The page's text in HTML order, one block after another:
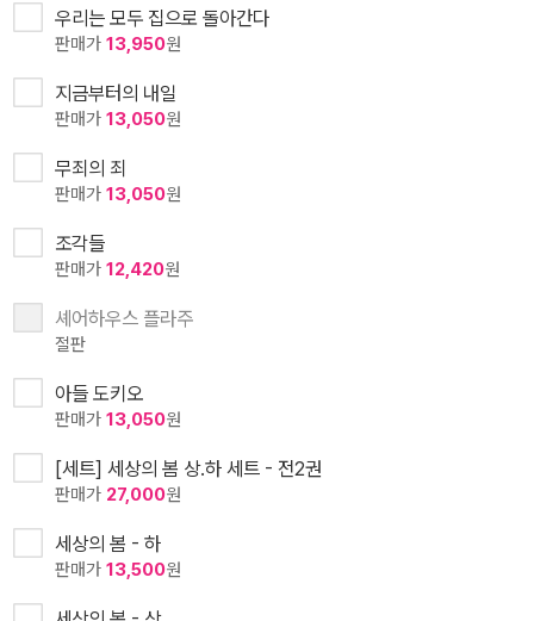
우리는 모두 집으로 돌아간다
판매가 13,950원
지금부터의 내일
판매가 13,050원
무죄의 죄
판매가 13,050원
조각들
판매가 12,420원
셰어하우스 플라주
절판
아들 도키오
판매가 13,050원
[세트] 세상의 봄 상.하 세트 - 전2권
판매가 27,000원
세상의 봄 - 하
판매가 13,500원